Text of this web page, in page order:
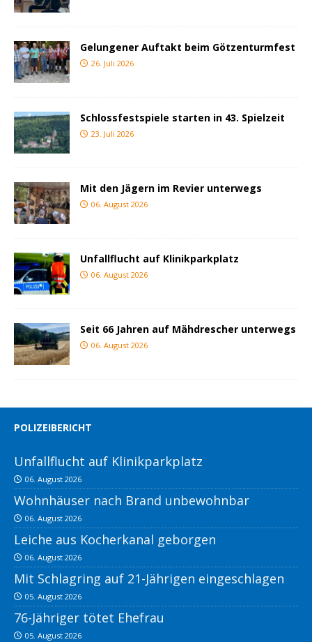
Gelungener Auftakt beim Götzenturmfest
26. Juli 2026
Schlossfestspiele starten in 43. Spielzeit
23. Juli 2026
Mit den Jägern im Revier unterwegs
06. August 2026
Unfallflucht auf Klinikparkplatz
06. August 2026
Seit 66 Jahren auf Mähdrescher unterwegs
06. August 2026
POLIZEIBERICHT
Unfallflucht auf Klinikparkplatz
06. August 2026
Wohnhäuser nach Brand unbewohnbar
06. August 2026
Leiche aus Kocherkanal geborgen
06. August 2026
Mit Schlagring auf 21-Jährigen eingeschlagen
05. August 2026
76-Jähriger tötet Ehefrau
05. August 2026